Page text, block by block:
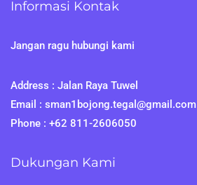
Informasi Kontak
Jangan ragu hubungi kami
Address : Jalan Raya Tuwel
Email : sman1bojong.tegal@gmail.com
Phone : +62 811-2606050
Dukungan Kami